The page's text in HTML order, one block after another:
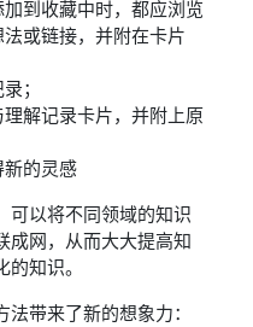
到收藏中时，都应浏览
或链接，并附在卡片
；
解记录卡片，并附上原
新的灵感
可以将不同领域的知识
成网，从而大大提高知
知识。
带来了新的想象力：